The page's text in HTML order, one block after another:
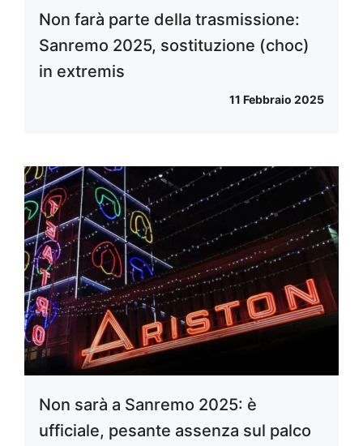
Non farà parte della trasmissione:
Sanremo 2025, sostituzione (choc)
in extremis
11 Febbraio 2025
Non sarà a Sanremo 2025: è
ufficiale, pesante assenza sul palco